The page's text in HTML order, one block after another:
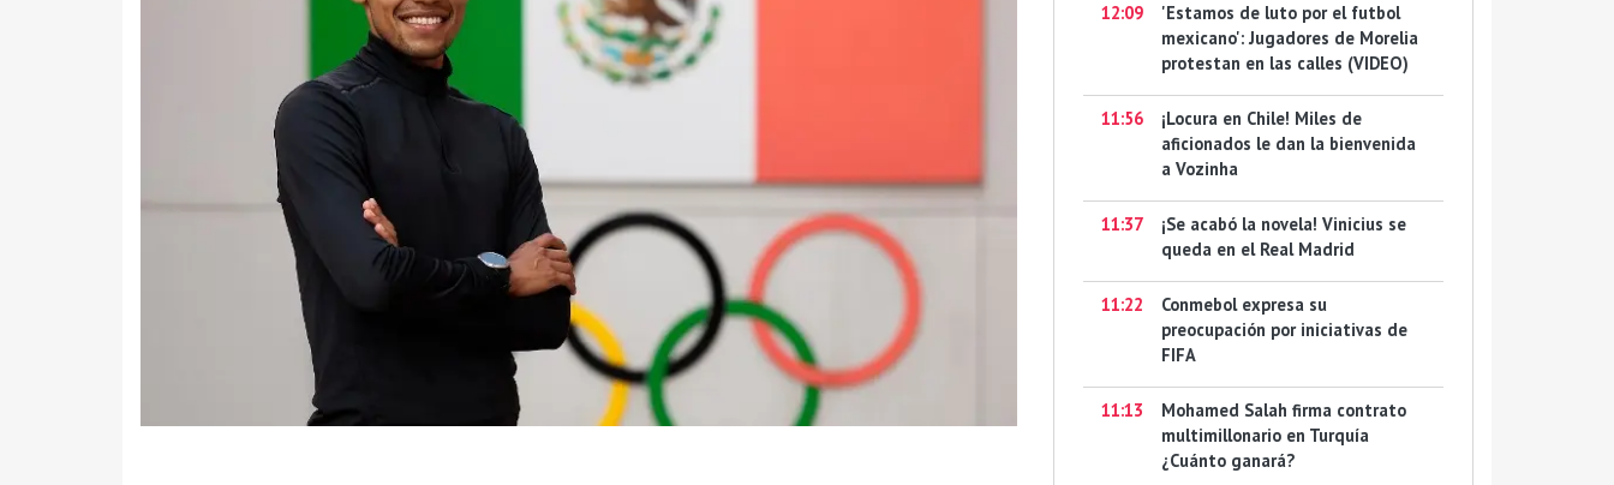
12:09
'Estamos de luto por el futbol
mexicano': Jugadores de Morelia
protestan en las calles (VIDEO)
11:56
¡Locura en Chile! Miles de
aficionados le dan la bienvenida
a Vozinha
11:37
¡Se acabó la novela! Vinicius se
queda en el Real Madrid
11:22
Conmebol expresa su
preocupación por iniciativas de
FIFA
11:13
Mohamed Salah firma contrato
multimillonario en Turquía
¿Cuánto ganará?